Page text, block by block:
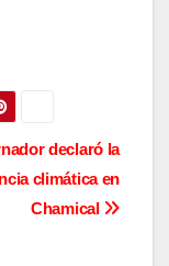
declaró la
climática en
Chamical